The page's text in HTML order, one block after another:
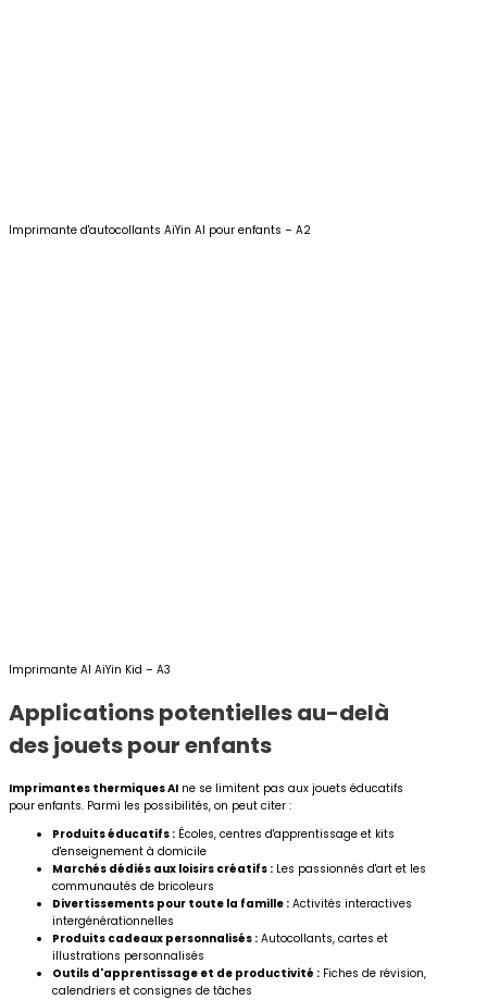
Imprimante d'autocollants AiYin AI pour enfants – A2
Imprimante AI AiYin Kid – A3
Applications potentielles au-delà
des jouets pour enfants
Imprimantes thermiques AI ne se limitent pas aux jouets éducatifs
pour enfants. Parmi les possibilités, on peut citer :
Produits éducatifs : Écoles, centres d'apprentissage et kits
d'enseignement à domicile
Marchés dédiés aux loisirs créatifs : Les passionnés d'art et les
communautés de bricoleurs
Divertissements pour toute la famille : Activités interactives
intergénérationnelles
Produits cadeaux personnalisés : Autocollants, cartes et
illustrations personnalisés
Outils d'apprentissage et de productivité : Fiches de révision,
calendriers et consignes de tâches